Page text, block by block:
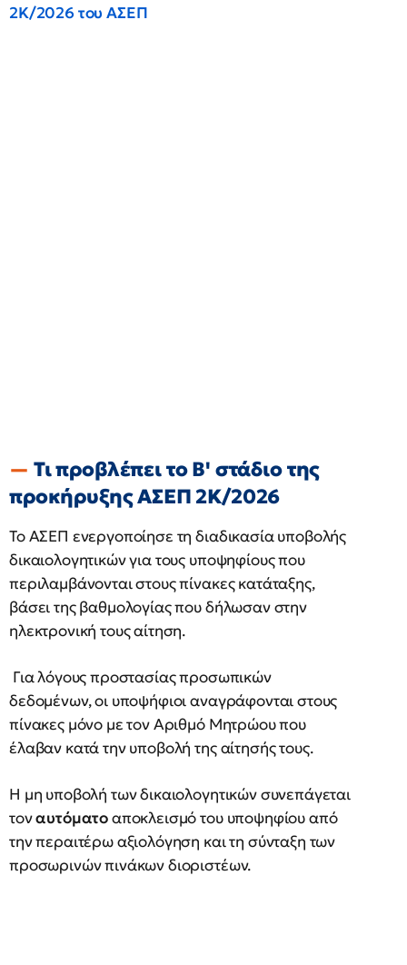
2Κ/2026 του ΑΣΕΠ
Τι προβλέπει το Β' στάδιο της
προκήρυξης ΑΣΕΠ 2Κ/2026
Το ΑΣΕΠ ενεργοποίησε τη διαδικασία υποβολής
δικαιολογητικών για τους υποψηφίους που
περιλαμβάνονται στους πίνακες κατάταξης,
βάσει της βαθμολογίας που δήλωσαν στην
ηλεκτρονική τους αίτηση.
Για λόγους προστασίας προσωπικών
δεδομένων, οι υποψήφιοι αναγράφονται στους
πίνακες μόνο με τον Αριθμό Μητρώουπου
έλαβαν κατά την υποβολή της αίτησής τους.
Η μη υποβολή των δικαιολογητικών συνεπάγεται
τοναυτόματοαποκλεισμό του υποψηφίου από
την περαιτέρω αξιολόγηση και τη σύνταξη των
προσωρινών πινάκων διοριστέων.